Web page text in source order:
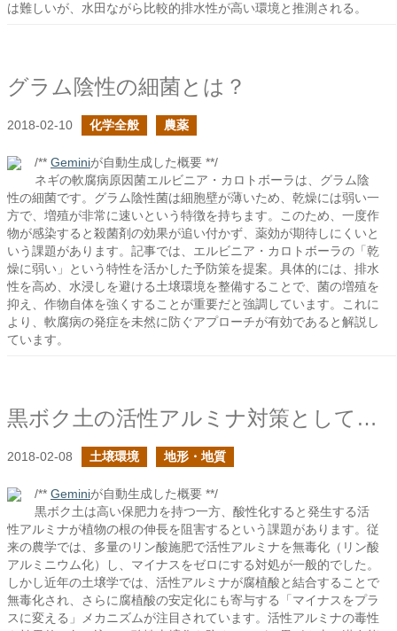
は難しいが、水田ながら比較的排水性が高い環境と推測される。
グラム陰性の細菌とは？
2018-02-10 化学全般 農薬
/** Geminiが自動生成した概要 **/
ネギの軟腐病原因菌エルビニア・カロトボーラは、グラム陰
性の細菌です。グラム陰性菌は細胞壁が薄いため、乾燥には弱い一
方で、増殖が非常に速いという特徴を持ちます。このため、一度作
物が感染すると殺菌剤の効果が追い付かず、薬効が期待しにくいと
いう課題があります。記事では、エルビニア・カロトボーラの「乾
燥に弱い」という特性を活かした予防策を提案。具体的には、排水
性を高め、水浸しを避ける土壌環境を整備することで、菌の増殖を
抑え、作物自体を強くすることが重要だと強調しています。これに
より、軟腐病の発症を未然に防ぐアプローチが有効であると解説し
ています。
黒ボク土の活性アルミナ対策としてのリン酸施肥
2018-02-08 土壌環境 地形・地質
/** Geminiが自動生成した概要 **/
黒ボク土は高い保肥力を持つ一方、酸性化すると発生する活
性アルミナが植物の根の伸長を阻害するという課題があります。従
来の農学では、多量のリン酸施肥で活性アルミナを無毒化（リン酸
アルミニウム化）し、マイナスをゼロにする対処が一般的でした。
しかし近年の土壌学では、活性アルミナが腐植酸と結合することで
無毒化され、さらに腐植酸の安定化にも寄与する「マイナスをプラ
スに変える」メカニズムが注目されています。活性アルミナの毒性